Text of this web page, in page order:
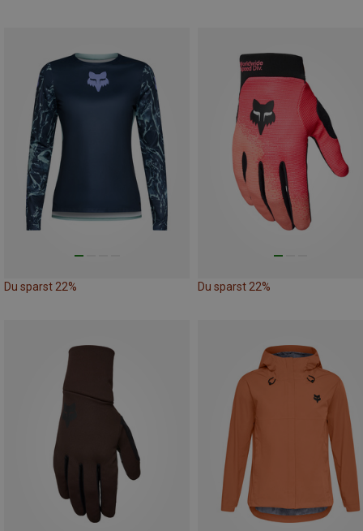
Du sparst 22% Du sparst 22%